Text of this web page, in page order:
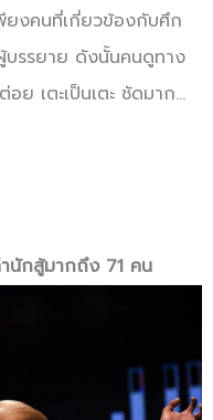
ยงคนที่เกี่ยวข้องกับศึก
บรรยาย ดังนั้นคนดูทาง
ย เตะเป็นเตะ ชัดมาก…
นักสู้มากถึง 71 คน